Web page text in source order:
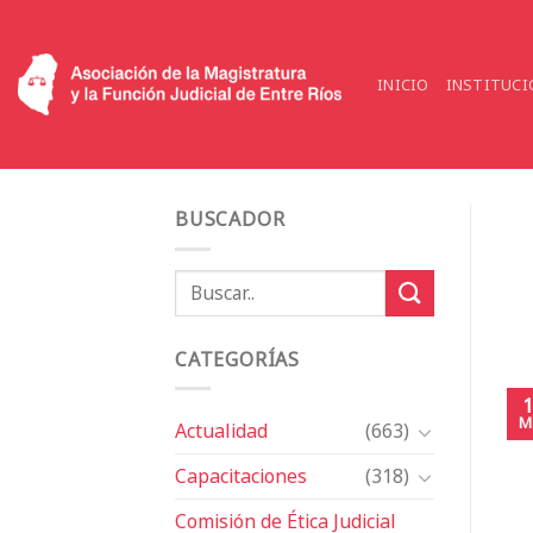
contenido
INICIO
BUSCADOR
CATEGORÍAS
Actualidad
(663)
Capacitaciones
(318)
Comisión de Ética Judicial